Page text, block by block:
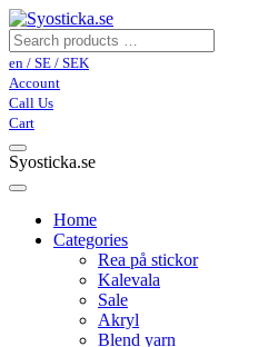
en / SE / SEK
Account
Call Us
Cart
Syosticka.se
Home
Categories
Rea på stickor
Kalevala
Sale
Akryl
Blend yarn